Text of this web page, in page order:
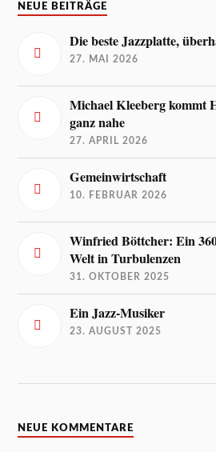
NEUE BEITRÄGE
Die beste Jazzplatte,
27. MAI 2026
Michael Kleeberg kommt
ganz nahe
27. APRIL 2026
Gemeinwirtschaft
10. FEBRUAR 2026
Winfried Böttcher: Ein
Welt in Turbulenzen
31. OKTOBER 2025
Ein Jazz-Musiker
23. AUGUST 2025
NEUE KOMMENTARE